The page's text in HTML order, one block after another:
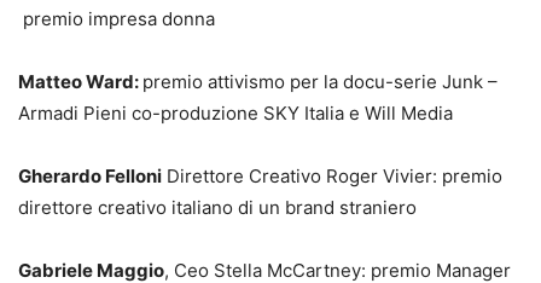
premio impresa donna
Matteo Ward: premio attivismo per la docu-serie Junk –
Armadi Pieni co-produzione SKY Italia e Will Media
Gherardo Felloni Direttore Creativo Roger Vivier: premio
direttore creativo italiano di un brand straniero
Gabriele Maggio, Ceo Stella McCartney: premio Manager